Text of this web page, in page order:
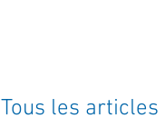
Tous les articles